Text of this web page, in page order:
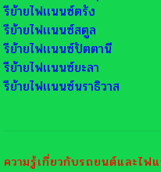
รีย้ายไฟเเนนซ์ตรัง
รีย้ายไฟเเนนซ์สตูล
รีย้ายไฟเเนนซ์ปัตตานี
รีย้ายไฟเเนนซ์ยะลา
รีย้ายไฟเเนนซ์นราธิวาส
ความรู้เกี่ยวกับรถยนต์และไฟ